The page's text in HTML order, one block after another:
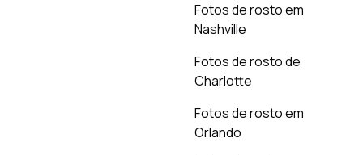
Fotos de rosto em
Nashville
Fotos de rosto de
Charlotte
Fotos de rosto em
Orlando